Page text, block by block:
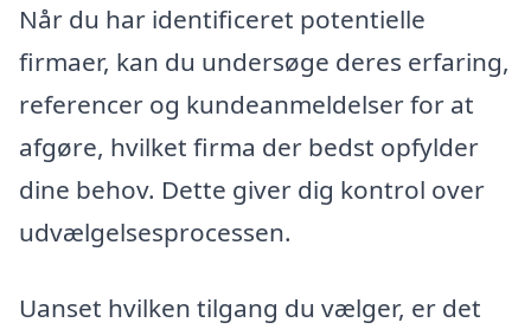
Når du har identificeret potentielle
firmaer, kan du undersøge deres erfaring,
referencer og kundeanmeldelser for at
afgøre, hvilket firma der bedst opfylder
dine behov. Dette giver dig kontrol over
udvælgelsesprocessen.
Uanset hvilken tilgang du vælger, er det